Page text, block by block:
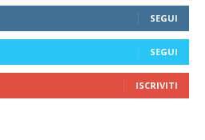
SEGUI
SEGUI
ISCRIVITI